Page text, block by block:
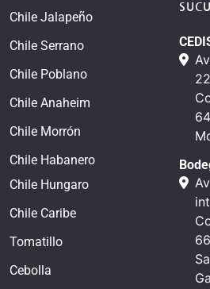
Chile Jalapeño
Chile Serrano
Chile Poblano
Chile Anaheim
Chile Morrón
Chile Habanero
Chile Hungaro
Chile Caribe
Tomatillo
Cebolla